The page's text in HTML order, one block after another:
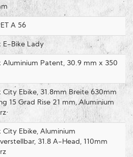
A 56
E-Bike Lady
Aluminium Patent, 30.9 mm x 350
City Ebike, 31.8mm Breite 630mm
15 Grad Rise 21 mm, Aluminium
City Ebike, Aluminium
31.8 A-Head, 110mm